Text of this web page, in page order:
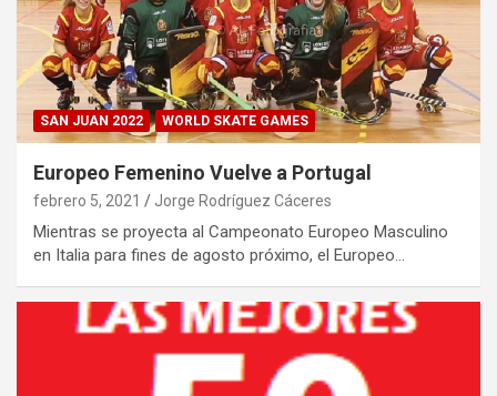
SAN JUAN 2022 WORLD SKATE GAMES
Europeo Femenino Vuelve a Portugal
febrero 5, 2021 Jorge Rodríguez Cáceres
Mientras se proyecta al Campeonato Europeo Masculino
en Italia para fines de agosto próximo, el Europeo…